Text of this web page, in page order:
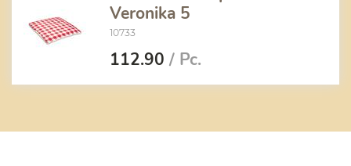
Veronika 5
10733
112.90 / Pc.